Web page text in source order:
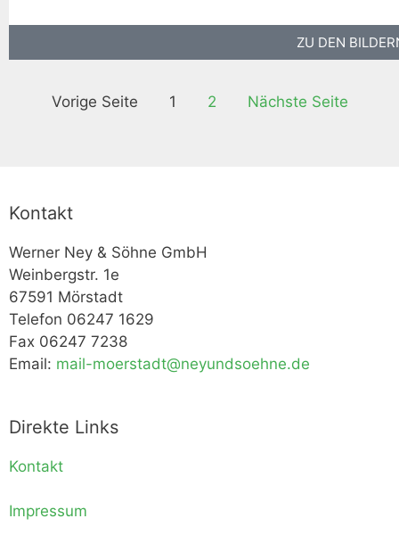
ZU DEN
Vorige Seite 1 2 Nächste Seite
Kontakt
Werner Ney & Söhne GmbH
Weinbergstr. 1e
67591 Mörstadt
Telefon 06247 1629
Fax 06247 7238
Email: mail-moerstadt@neyundsoehne.de
Direkte Links
Kontakt
Impressum